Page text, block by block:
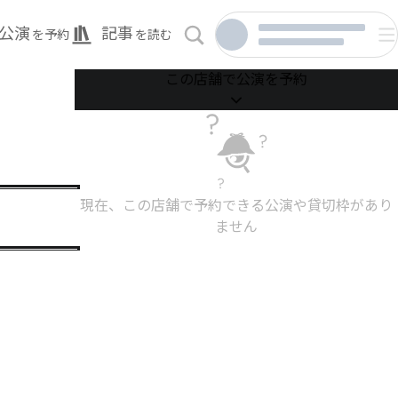
公演 を予約 記事 を読む
この店舗で公演を予約
現在、この店舗で予約できる公演や貸切枠があり
ません